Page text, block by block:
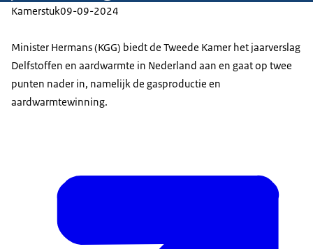
Kamerstuk09-09-2024
Minister Hermans (KGG) biedt de Tweede Kamer het jaarverslag
Delfstoffen en aardwarmte in Nederland aan en gaat op twee
punten nader in, namelijk de gasproductie en
aardwarmtewinning.